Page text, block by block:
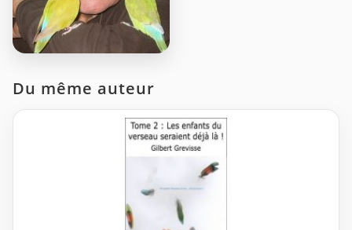
Du même auteur